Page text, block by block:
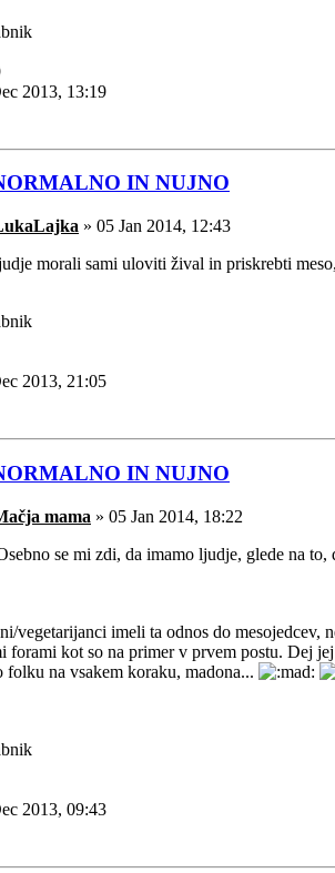
2013, 13:19
IN NUJNO
» 05 Jan 2014, 12:43
morali sami uloviti žival in priskrebti
2013, 21:05
IN NUJNO
mama » 05 Jan 2014, 18:22
se mi zdi, da imamo ljudje, glede na
vegetarijanci imeli ta odnos do mesojedcev,
forami kot so na primer v prvem postu. Dej
na vsakem koraku, madona...
2013, 09:43